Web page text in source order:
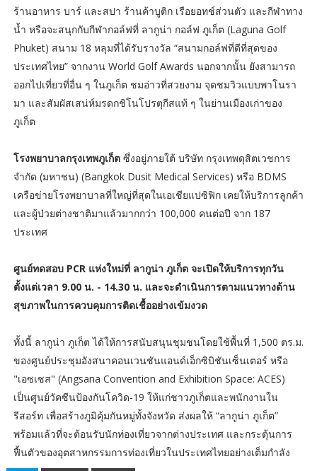
ร้านอาหาร บาร์ และสปา ร้านค้าบูติก เรือยอทช์ส่วนตัว และกีฬาทาง
น้ำ หรือจะสนุกกับกีฬากอล์ฟที่ ลากูน่า กอล์ฟ ภูเก็ต (Laguna Golf
Phuket) สนาม 18 หลุมที่ได้รับรางวัล “สนามกอล์ฟที่ดีที่สุดของ
ประเทศไทย” จากงาน World Golf Awards นอกจากนั้น ยังสามารถ
ออกไปเที่ยวที่อื่น ๆ ในภูเก็ต ชมอ่าวที่สวยงาม จุดชมวิวแบบพาโนรา
มา และสัมผัสเสน่ห์มรดกชิโนโปรตุกีสแท้ ๆ ในย่านเมืองเก่าของ
ภูเก็ต
โรงพยาบาลกรุงเทพภูเก็ตซึ่งอยู่ภายใต้ บริษัท กรุงเทพดุสิตเวชการ
จำกัด (มหาชน) (Bangkok Dusit Medical Services) หรือ BDMS
เครือข่ายโรงพยาบาลที่ใหญ่ที่สุดในเอเชียแปซิฟิก เคยให้บริการลูกค้า
และผู้ป่วยต่างชาติมาแล้วมากกว่า 100,000 คนต่อปี จาก 187
ประเทศ
ศูนย์ทดสอบ PCR แห่งใหม่ที่ ลากูน่า ภูเก็ต จะเปิดให้บริการทุกวัน
ตั้งแต่เวลา 9.00 น. - 14.30 น. และจะดำเนินการตามแนวทางด้าน
สุขภาพในการควบคุมการติดเชื้ออย่างเข้มงวด
ทั้งนี้ ลากูน่า ภูเก็ต ได้ให้การสนับสนุนชุมชนโดยใช้พื้นที่ 1,500 ตร.ม.
ของศูนย์ประชุมอังสนาคอนเวนชันแอนด์เอ็กซิบิชันเซ็นเตอร์ หรือ
"เอซเซส" (Angsana Convention and Exhibition Space: ACES)
เป็นศูนย์วัคซีนป้องกันโควิด-19 ให้แก่ชาวภูเก็ตและพนักงานใน
รีสอร์ท เพื่อสร้างภูมิคุ้มกันหมู่ทั้งจังหวัด ส่งผลให้ “ลากูน่า ภูเก็ต”
พร้อมแล้วที่จะต้อนรับนักท่องเที่ยวจากต่างประเทศ และกระตุ้นการ
ฟื้นตัวของอุตสาหกรรมการท่องเที่ยวในประเทศไทยอย่างเต็มกำลัง